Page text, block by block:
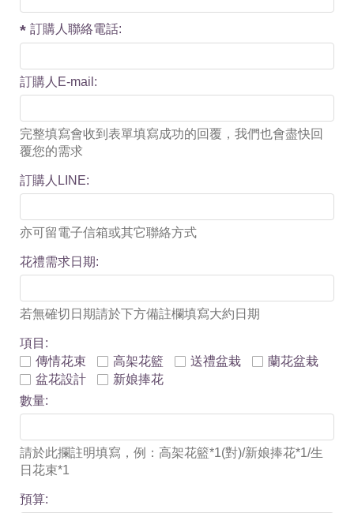
訂購人聯絡電話:
訂購人E-mail:
完整填寫會收到表單填寫成功的回覆，我們也會盡快回
覆您的需求
訂購人LINE:
亦可留電子信箱或其它聯絡方式
花禮需求日期:
若無確切日期請於下方備註欄填寫大約日期
項目:
傳情花束
高架花籃 送禮盆栽
蘭花盆栽
盆花設計
新娘捧花
數量:
請於此攔註明填寫，例：高架花籃*1(對)/新娘捧花*1/生
日花束*1
預算: